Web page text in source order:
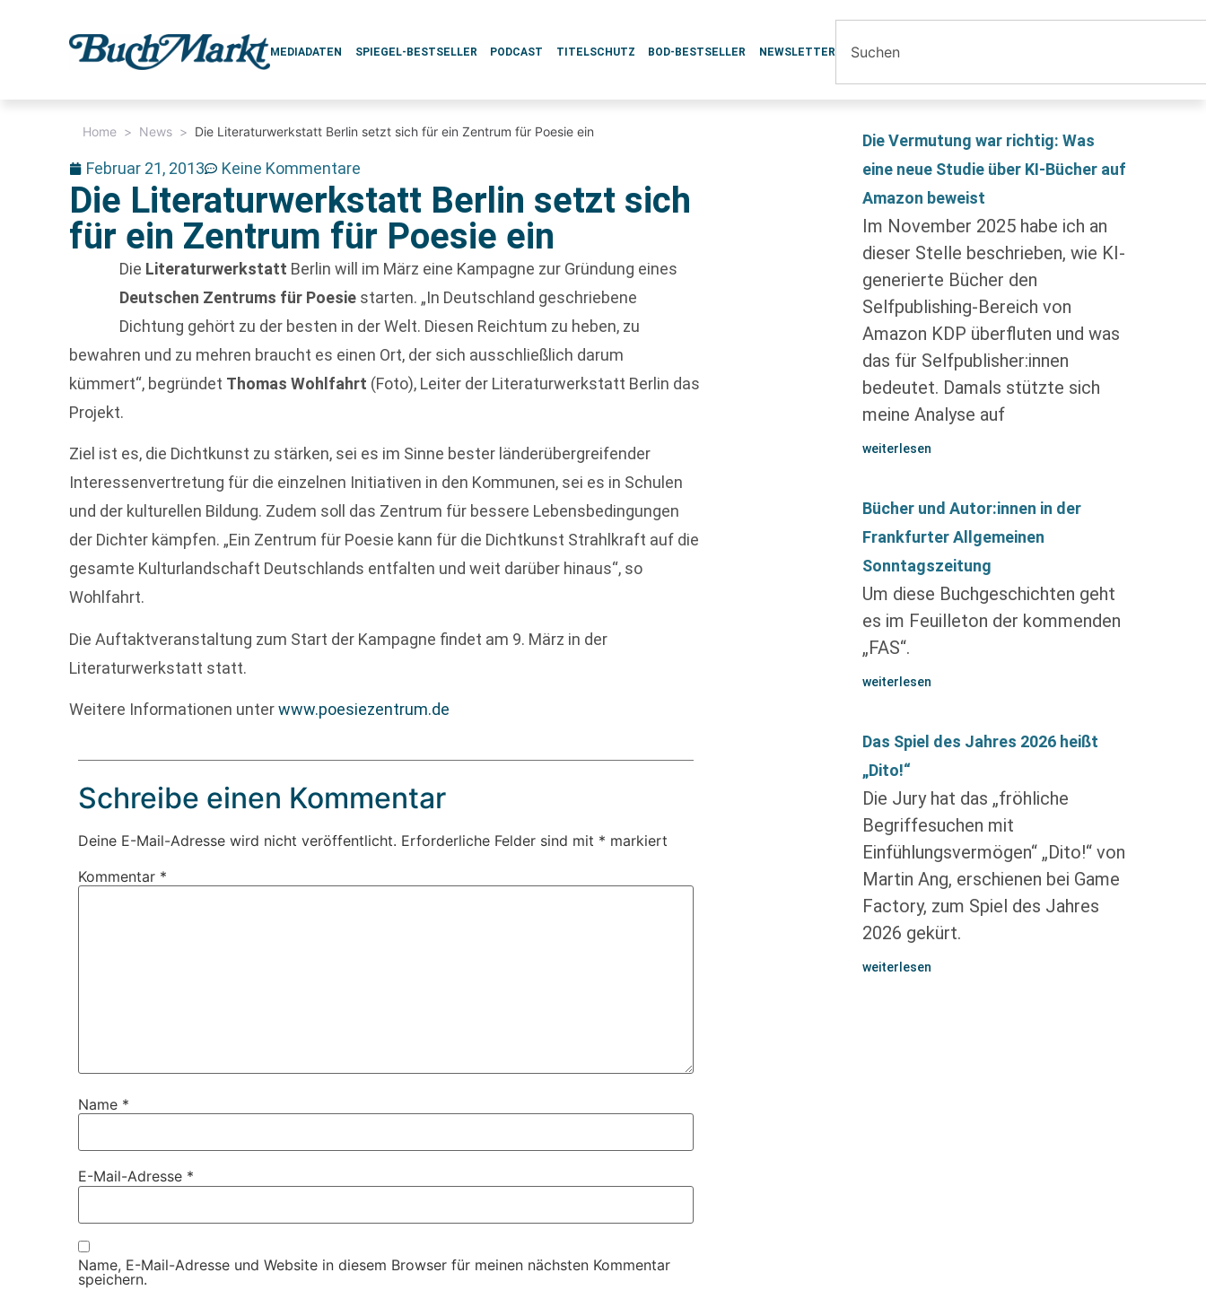
MEDIADATEN SPIEGEL-BESTSELLER PODCAST TITELSCHUTZ BOD-BESTSELLER NEWSLETTER
Home > News > Die Literaturwerkstatt Berlin setzt sich für ein Zentrum für Poesie ein
Februar 21, 2013 Keine Kommentare
Die Literaturwerkstatt Berlin setzt sich
für ein Zentrum für Poesie ein
Die Literaturwerkstatt Berlin will im März eine Kampagne zur Gründung eines
Deutschen Zentrums für Poesie starten. „In Deutschland geschriebene
Dichtung gehört zu der besten in der Welt. Diesen Reichtum zu heben, zu
bewahren und zu mehren braucht es einen Ort, der sich ausschließlich darum
kümmert“, begründet Thomas Wohlfahrt (Foto), Leiter der Literaturwerkstatt Berlin das
Projekt.
Ziel ist es, die Dichtkunst zu stärken, sei es im Sinne bester länderübergreifender
Interessenvertretung für die einzelnen Initiativen in den Kommunen, sei es in Schulen
und der kulturellen Bildung. Zudem soll das Zentrum für bessere Lebensbedingungen
der Dichter kämpfen. „Ein Zentrum für Poesie kann für die Dichtkunst Strahlkraft auf die
gesamte Kulturlandschaft Deutschlands entfalten und weit darüber hinaus“, so
Wohlfahrt.
Die Auftaktveranstaltung zum Start der Kampagne findet am 9. März in der
Literaturwerkstatt statt.
Weitere Informationen unterwww.poesiezentrum.de
Schreibe einen Kommentar
Deine E-Mail-Adresse wird nicht veröffentlicht. Erforderliche Felder sind mit * markiert
Kommentar *
Name *
E-Mail-Adresse *
Name, E-Mail-Adresse und Website in diesem Browser für meinen nächsten Kommentar
speichern.
Die Vermutung war richtig: Was
eine neue Studie über KI-Bücher auf
Amazon beweist
Im November 2025 habe ich an
dieser Stelle beschrieben, wie KI-
generierte Bücher den
Selfpublishing-Bereich von
Amazon KDP überfluten und was
das für Selfpublisher:innen
bedeutet. Damals stützte sich
meine Analyse auf
weiterlesen
Bücher und Autor:innen in der
Frankfurter Allgemeinen
Sonntagszeitung
Um diese Buchgeschichten geht
es im Feuilleton der kommenden
„FAS“.
weiterlesen
Das Spiel des Jahres 2026 heißt
„Dito!“
Die Jury hat das „fröhliche
Begriffesuchen mit
Einfühlungsvermögen“ „Dito!“ von
Martin Ang, erschienen bei Game
Factory, zum Spiel des Jahres
2026 gekürt.
weiterlesen